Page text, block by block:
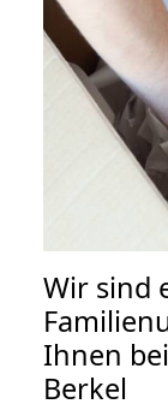
Wir sind
Ihnen
Berkel